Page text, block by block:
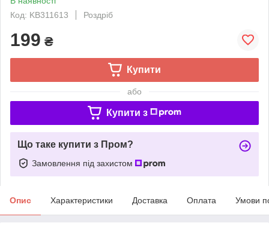
Код: KB311613
Роздріб
199 ₴
Купити
або
Купити з
Що таке купити з Пром?
Замовлення під захистом
Опис Характеристики Доставка Оплата Умови